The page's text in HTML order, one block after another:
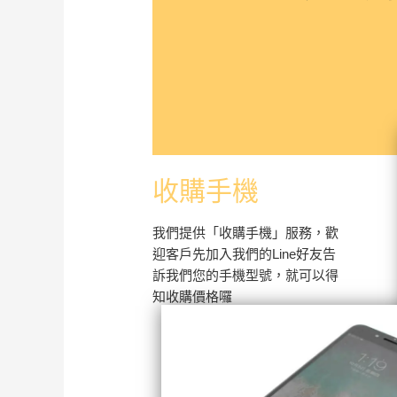
收購手機
我們提供「收購手機」服務，歡
迎客戶先加入我們的Line好友告
訴我們您的手機型號，就可以得
知收購價格囉